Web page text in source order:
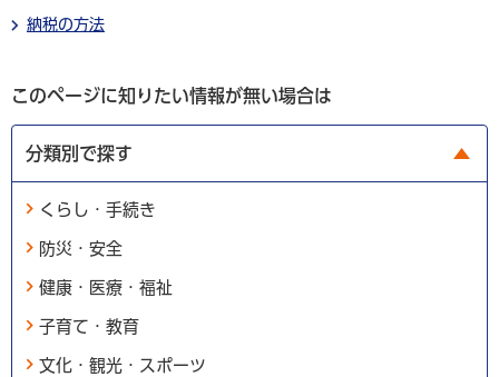
納税の方法
このページに知りたい情報が無い場合は
分類別で探す
くらし・手続き
防災・安全
健康・医療・福祉
子育て・教育
文化・観光・スポーツ